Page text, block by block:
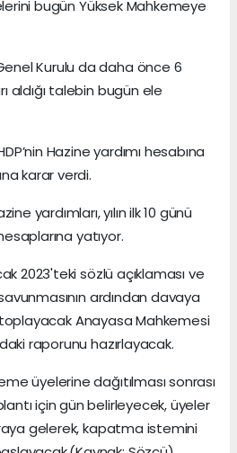
bugün Yüksek Mahkemeye
Kurulu da daha önce 6
aldığı talebin bugün ele
Hazine yardımı hesabına
karar verdi.
yardımları, yılın ilk 10 günü
yatıyor.
2023'teki sözlü açıklaması ve
ardından davaya
Anayasa Mahkemesi
raporunu hazırlayacak.
üyelerine dağıtılması sonrası
için gün belirleyecek, üyeler
gelerek, kapatma istemini